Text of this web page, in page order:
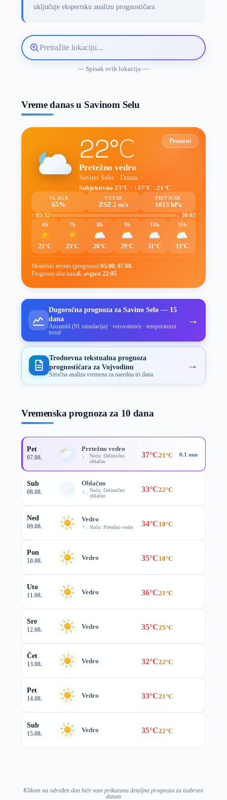
uključuje ekspertsku analizu prognostičara.
Pretražite
lokaciju
— Spisak svih lokacija —
Vreme danas u Savinom Selu
Promeni
22°C
Pretežno vedro
Savino Selo · Danas
Subjektivno 23°C · ↑37°C ↓21°C
VLAGA
65%
VETAR
ZSZ 2 m/s
PRITISAK
1013 hPa
↑ 05:32
↓ 20:02
6h
21°C
7h
23°C
8h
26°C
9h
29°C
10h
31°C
11h
33°C
Modelski termin (prognoza):05:00, 07.08.
Prognoza ažurirana6. avgust 22:05
Dugoročna prognoza za Savino Selo — 15
dana
Ansambl (91 simulacija) · verovatnoće · temperaturni
trend
→
Trodnevna tekstualna prognoza
prognostičara za Vojvodinu
Stručna analiza vremena za naredna tri dana
→
Vremenska prognoza za 10 dana
Pet
07.08.
Pretežno vedro
Noću: Delimično
oblačno
37°C21°C 0.1 mm
Sub
08.08.
Oblačno
Noću: Delimično
oblačno
33°C22°C
Ned
09.08.
Vedro
Noću: Pretežno vedro 34°C18°C
Pon
10.08. Vedro 35°C18°C
Uto
11.08. Vedro 36°C21°C
Sre
12.08. Vedro 35°C25°C
Čet
13.08. Vedro 32°C22°C
Pet
14.08. Vedro 33°C21°C
Sub
15.08. Vedro 35°C22°C
Klikom na određen dan biće vam prikazana detaljna prognoza za izabrani
datum